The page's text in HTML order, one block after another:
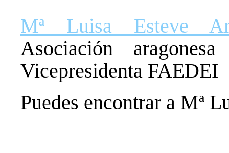
Mª Luisa Esteve
Asociación
Vicepresidenta FAEDEI
Puedes encontrar a Mª